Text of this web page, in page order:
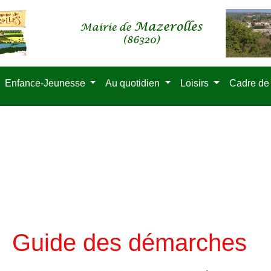
Enfance-Jeunesse Au quotidien Loisirs Cadre
Guide des démarches